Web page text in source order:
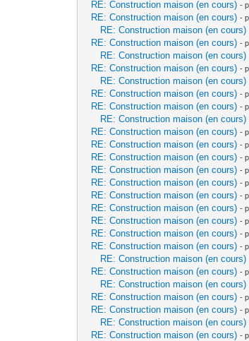
RE: Construction maison (en cours) -
RE: Construction maison (en cours) -
RE: Construction maison (en cours)
RE: Construction maison (en cours) -
RE: Construction maison (en cours)
RE: Construction maison (en cours) -
RE: Construction maison (en cours)
RE: Construction maison (en cours) -
RE: Construction maison (en cours) -
RE: Construction maison (en cours)
RE: Construction maison (en cours) -
RE: Construction maison (en cours) -
RE: Construction maison (en cours) -
RE: Construction maison (en cours) -
RE: Construction maison (en cours) -
RE: Construction maison (en cours) -
RE: Construction maison (en cours) -
RE: Construction maison (en cours) -
RE: Construction maison (en cours) -
RE: Construction maison (en cours) -
RE: Construction maison (en cours)
RE: Construction maison (en cours) -
RE: Construction maison (en cours)
RE: Construction maison (en cours) -
RE: Construction maison (en cours) -
RE: Construction maison (en cours)
RE: Construction maison (en cours) -